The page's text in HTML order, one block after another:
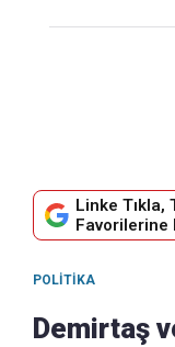
Linke
Favorilerine
POLITIKA
Demirtaş